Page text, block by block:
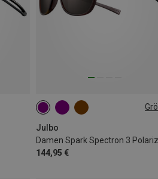
Julbo
144,95 €
M